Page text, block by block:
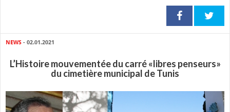
NEWS - 02.01.2021
L’Histoire mouvementée du carré «libres penseurs»
du cimetière municipal de Tunis